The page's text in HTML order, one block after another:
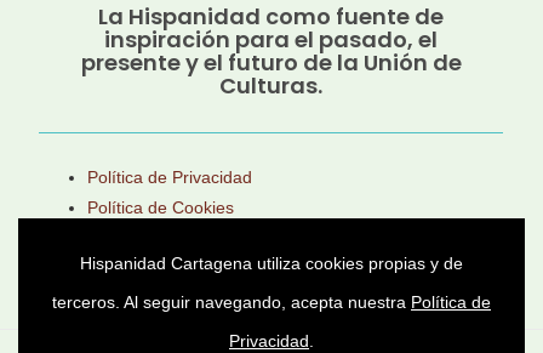
La Hispanidad como fuente de
inspiración para el pasado, el
presente y el futuro de la Unión de
Culturas.
Política de Privacidad
Política de Cookies
Hispanidad Cartagena utiliza cookies propias y de
terceros. Al seguir navegando, acepta nuestra Política de
Privacidad